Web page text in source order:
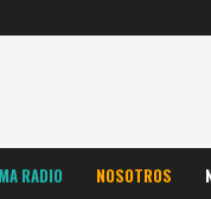
RADIO NOSOTROS